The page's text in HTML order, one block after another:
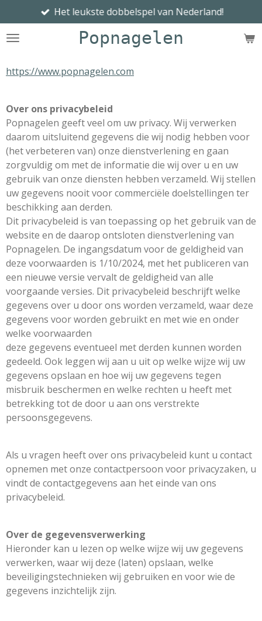
direct
naar
hoofdinhoud
Popnagelen
Het leukste dobbelspel van Nederland!
https://www.popnagelen.com
Over ons privacybeleid
Popnagelen geeft veel om uw privacy. Wij verwerken
daarom uitsluitend gegevens die wij nodig hebben voor
(het verbeteren van) onze dienstverlening en gaan
zorgvuldig om met de informatie die wij over u en uw
gebruik van onze diensten hebben verzameld. Wij stellen
uw gegevens nooit voor commerciële doelstellingen ter
beschikking aan derden.
Dit privacybeleid is van toepassing op het gebruik van de
website en de daarop ontsloten dienstverlening van
Popnagelen. De ingangsdatum voor de geldigheid van
deze voorwaarden is 1/10/2024, met het publiceren van
een nieuwe versie vervalt de geldigheid van alle
voorgaande versies. Dit privacybeleid beschrijft welke
gegevens over u door ons worden verzameld, waar deze
gegevens voor worden gebruikt en met wie en onder
welke voorwaarden
deze gegevens eventueel met derden kunnen worden
gedeeld. Ook leggen wij aan u uit op welke wijze wij uw
gegevens opslaan en hoe wij uw gegevens tegen
misbruik beschermen en welke rechten u heeft met
betrekking tot de door u aan ons verstrekte
persoonsgegevens.
Als u vragen heeft over ons privacybeleid kunt u contact
opnemen met onze contactpersoon voor privacyzaken, u
vindt de contactgegevens aan het einde van ons
privacybeleid.
Over de gegevensverwerking
Hieronder kan u lezen op welke wijze wij uw gegevens
verwerken, waar wij deze (laten) opslaan, welke
beveiligingstechnieken wij gebruiken en voor wie de
gegevens inzichtelijk zijn.